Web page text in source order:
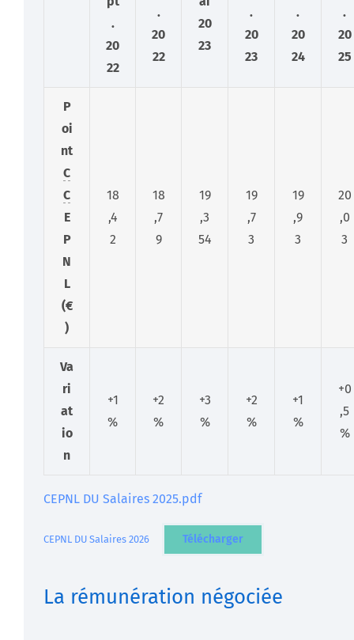
.
20
22
.
20
22
20
23
.
20
23
.
20
24
.
20
25
P
oi
nt
C
C
E
P
N
L
(€
)
18
,4
2
18
,7
9
19
,3
54
19
,7
3
19
,9
3
20
,0
3
Va
ri
at
io
n
+1
%
+2
%
+3
%
+2
%
+1
%
+0
,5
%
CEPNL DU Salaires 2025.pdf
CEPNL DU Salaires 2026 Télécharger
La rémunération négociée